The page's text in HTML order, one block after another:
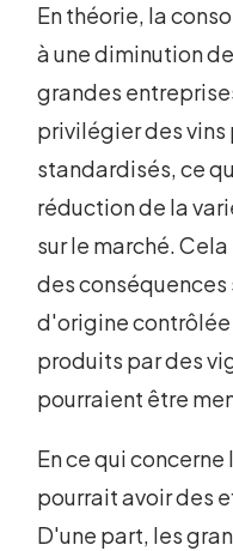
En théorie, la
à une diminution
grandes
privilégier des vins
standardisés, ce
réduction de la
sur le marché.
des
d'origine contrôlée
produits par des
pourraient être
En ce qui
pourrait avoir des
D'une part, les